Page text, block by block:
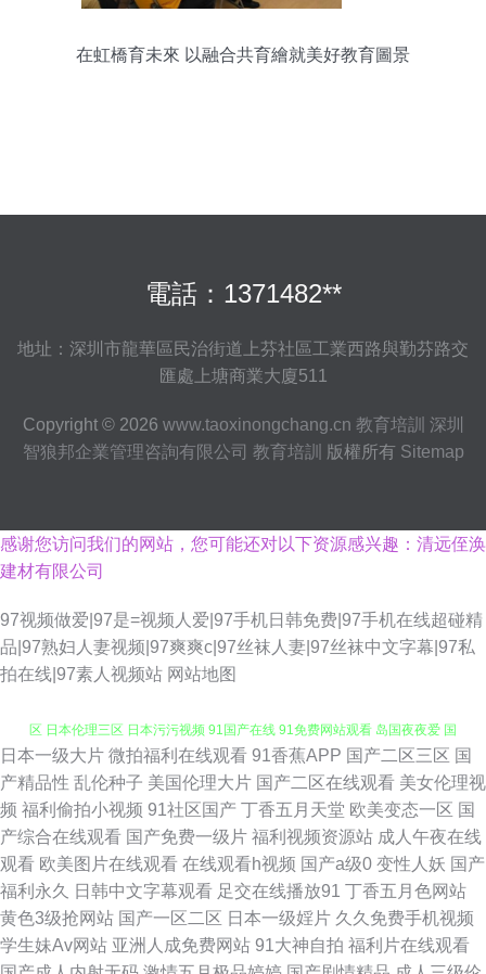
在虹橋育未來 以融合共育繪就美好教育圖景
電話：1371482**
地址：深圳市龍華區民治街道上芬社區工業西路與勤芬路交
匯處上塘商業大廈511
Copyright © 2026 www.taoxinongchang.cn 教育培訓
深圳
智狼邦企業管理咨詢有限公司 教育培訓 版權所有 Sitemap
感谢您访问我们的网站，您可能还对以下资源感兴趣：清远侄涣
建材有限公司
97视频做爱|97是=视频人爱|97手机日韩免费|97手机在线超碰精
品|97熟妇人妻视频|97爽爽c|97丝袜人妻|97丝袜中文字幕|97私
拍在线|97素人视频站 网站地图
日韩无码男人天堂 A片超碰 日韩一级免费视频 日韩AV免费 日韩中文在线一
区 日本伦理三区 日本污污视频 91国产在线 91免费网站观看 岛国夜夜爱 国
产天天骚 精品三区最新更新 日本香蕉网 超碰人人操人人干 美女抠逼 色婷婷
a 国产黄色电影网 老司机福利大香蕉 欧美性V 91黑料福利网 97人妻网 东京
日本一级大片 微拍福利在线观看 91香蕉APP 国产二区三区 国
产精品性 乱伦种子 美国伦理大片 国产二区在线观看 美女伦理视
频 福利偷拍小视频 91社区国产 丁香五月天堂 欧美变态一区 国
产综合在线观看 国产免费一级片 福利视频资源站 成人午夜在线
观看 欧美图片在线观看 在线观看h视频 国产a级0 变性人妖 国产
福利永久
日韩中文字幕观看 足交在线播放91 丁香五月色网站
黄色3级抢网站 国产一区二区 日本一级婬片 久久免费手机视频
学生妹Av网站 亚洲人成免费网站 91大神自拍 福利片在线观看